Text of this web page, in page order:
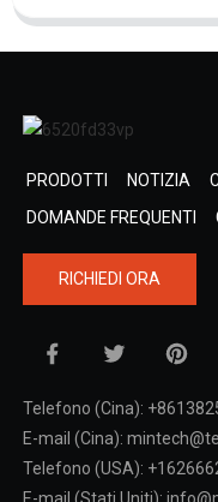
PRODOTTI NOTIZIA
DOMANDE FREQUENTI
RICHIEDI ORA
Telefono (Cina):
E-mail (Cina):
Telefono (USA):
E-mail (Stati Uniti):